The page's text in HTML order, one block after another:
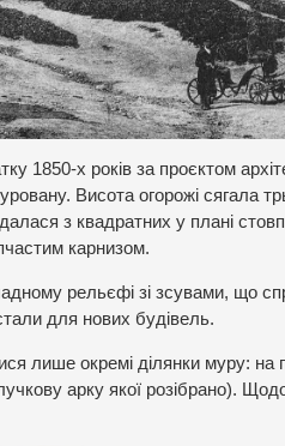
1850-х років за проєктом
Висота огорожі сягала
з квадратних у плані
карнизом.
рельєфі зі зсувами, що
для нових будівель.
лише окремі ділянки муру: на
арку якої розібрано).